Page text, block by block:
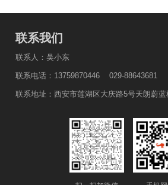
联系我们
联系人：吴小东
联系电话：13759870446 029-88643681
联系地址：西安市莲湖区大庆路5号天朗蔚